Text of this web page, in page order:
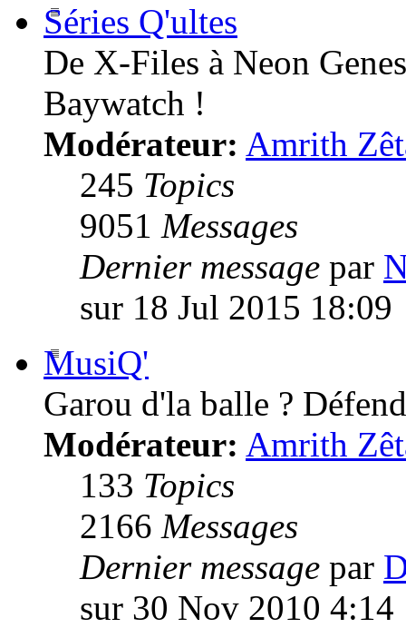
Séries Q'ultes
De X-Files à Neon
Baywatch !
Modérateur: Amrith
245 Topics
9051 Messages
Dernier message par
sur 18 Jul 2015 18:09
MusiQ'
Garou d'la balle ?
Modérateur: Amrith
133 Topics
2166 Messages
Dernier message par
sur 30 Nov 2010 4:14